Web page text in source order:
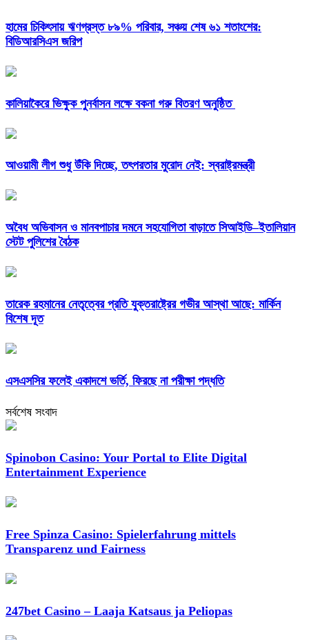
হামের চিকিৎসায় ঋণগ্রস্ত ৮৯% পরিবার, সঞ্চয় শেষ ৬১ শতাংশের:
বিডিআরসিএস জরিপ
কালিয়াকৈরে ভিক্ষুক পুনর্বাসন লক্ষে বকনা গরু বিতরণ অনুষ্ঠিত
আওয়ামী লীগ শুধু উঁকি দিচ্ছে, তৎপরতার মুরোদ নেই: স্বরাষ্ট্রমন্ত্রী
অবৈধ অভিবাসন ও মানবপাচার দমনে সহযোগিতা বাড়াতে সিআইডি–ইতালিয়ান
স্টেট পুলিশের বৈঠক
তারেক রহমানের নেতৃত্বের প্রতি যুক্তরাষ্ট্রের গভীর আস্থা আছে: মার্কিন
বিশেষ দূত
এসএসসির ফলেই একাদশে ভর্তি, ফিরছে না পরীক্ষা পদ্ধতি
সর্বশেষ সংবাদ
Spinobon Casino: Your Portal to Elite Digital
Entertainment Experience
Free Spinza Casino: Spielerfahrung mittels
Transparenz und Fairness
247bet Casino – Laaja Katsaus ja Peliopas